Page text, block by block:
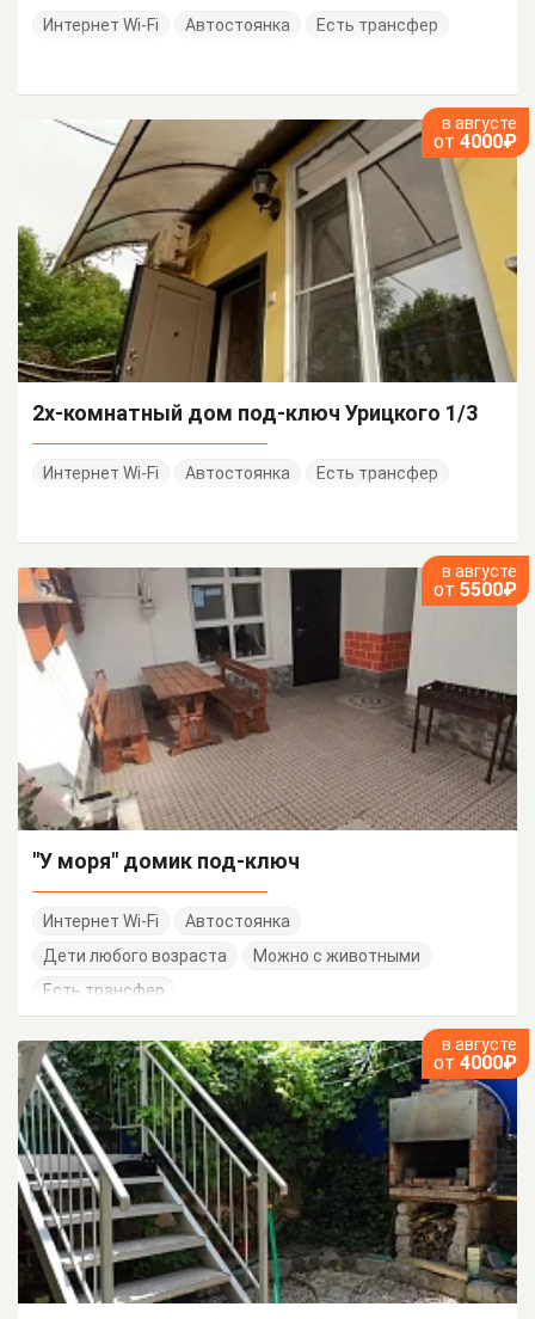
Интернет Wi-Fi Автостоянка Есть трансфер
в августе
от 4000₽
2х-комнатный дом под-ключ Урицкого 1/3
Интернет Wi-Fi Автостоянка Есть трансфер
в августе
от 5500₽
"У моря" домик под-ключ
Интернет Wi-Fi
Автостоянка
Дети любого возраста
Можно с животными
Есть трансфер
в августе
от 4000₽